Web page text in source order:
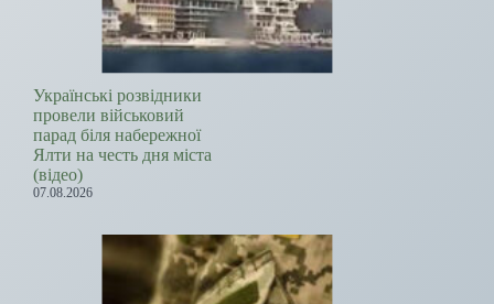
Українські розвідники
провели військовий
парад біля набережної
Ялти на честь дня міста
(відео)
07.08.2026